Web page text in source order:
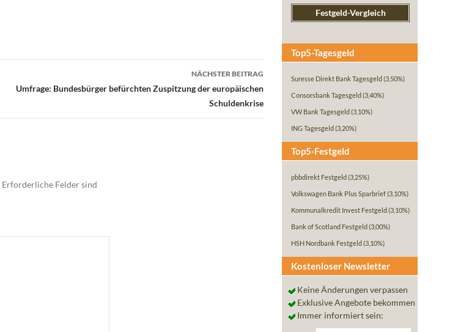
NÄCHSTER BEITRAG
Umfrage: Bundesbürger befürchten Zuspitzung der europäischen
Schuldenkrise
Erforderliche Felder sind
Festgeld-Vergleich
Top5-Tagesgeld
Suresse Direkt Bank Tagesgeld (3,50%)
Consorsbank Tagesgeld (3,40%)
VW Bank Tagesgeld (3,10%)
ING Tagesgeld (3,20%)
Top5-Festgeld
pbbdirekt Festgeld (3,25%)
Volkswagen Bank Plus Sparbrief(3,10%)
Kommunalkredit Invest Festgeld (3,10%)
Bank of Scotland Festgeld (3,00%)
HSH Nordbank Festgeld (3,10%)
Kostenloser Newsletter
Keine Änderungen verpassen
Exklusive Angebote bekommen
Immer informiert sein: